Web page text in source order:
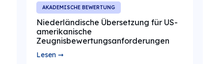
AKADEMISCHE BEWERTUNG
Niederländische Übersetzung für US-
amerikanische
Zeugnisbewertungsanforderungen
Lesen ➞